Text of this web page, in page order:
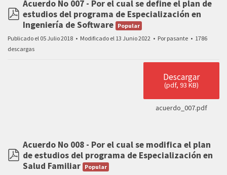
pdf
Acuerdo No 007 - Por el cual se define el plan de
estudios del programa de Especialización en
Ingeniería de Software Popular
Publicado el 05 Julio 2018
Modificado el 13 Junio 2022 Por pasante
1786
descargas
Descargar
(pdf, 93 KB)
acuerdo_007.pdf
pdf
Acuerdo No 008 - Por el cual se modifica el plan
de estudios del programa de Especialización en
Salud Familiar Popular